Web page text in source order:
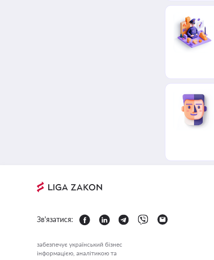
Зв'язатися:
забезпечує український бізнес
інформацією, аналітикою та